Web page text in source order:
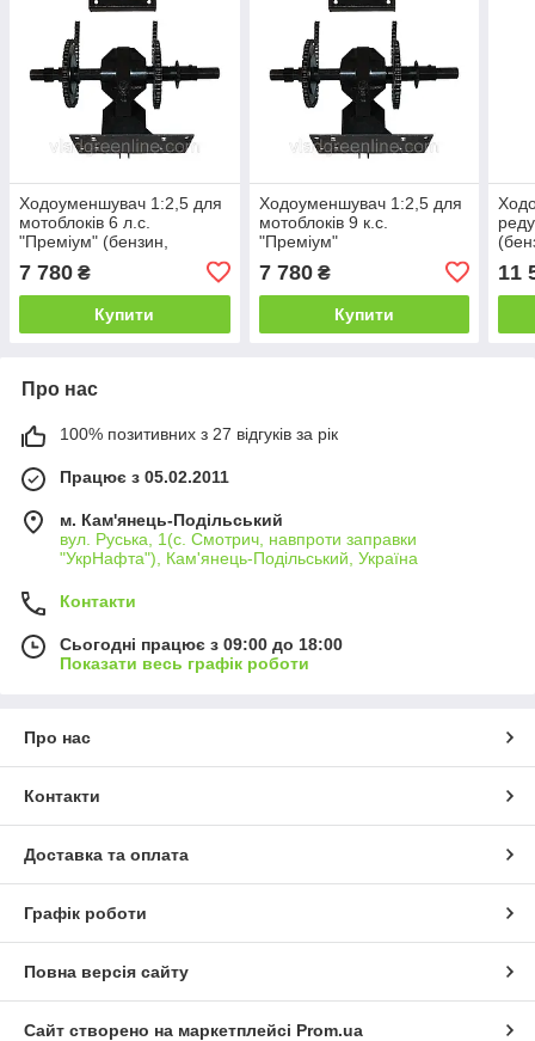
Ходоуменшувач 1:2,5 для
мотоблоків 6 л.с.
"Преміум" (бензин,
7 780 ₴
Купити
Ходоуменшувач 1:2,5 для
мотоблоків 9 к.с.
"Преміум"
7 780₴
Купити
11
Про нас
100% позитивних з 27 відгуків за рік
Працює з 05.02.2011
м. Кам'янець-Подільський
вул. Руська, 1(с. Смотрич, навпроти заправки
"УкрНафта"), Кам'янець-Подільський, Україна
Контакти
Сьогодні працює з 09:00 до 18:00
Показати весь графік роботи
Про нас
Контакти
Доставка та оплата
Графік роботи
Повна версія сайту
Сайт створено на маркетплейсі Prom.ua